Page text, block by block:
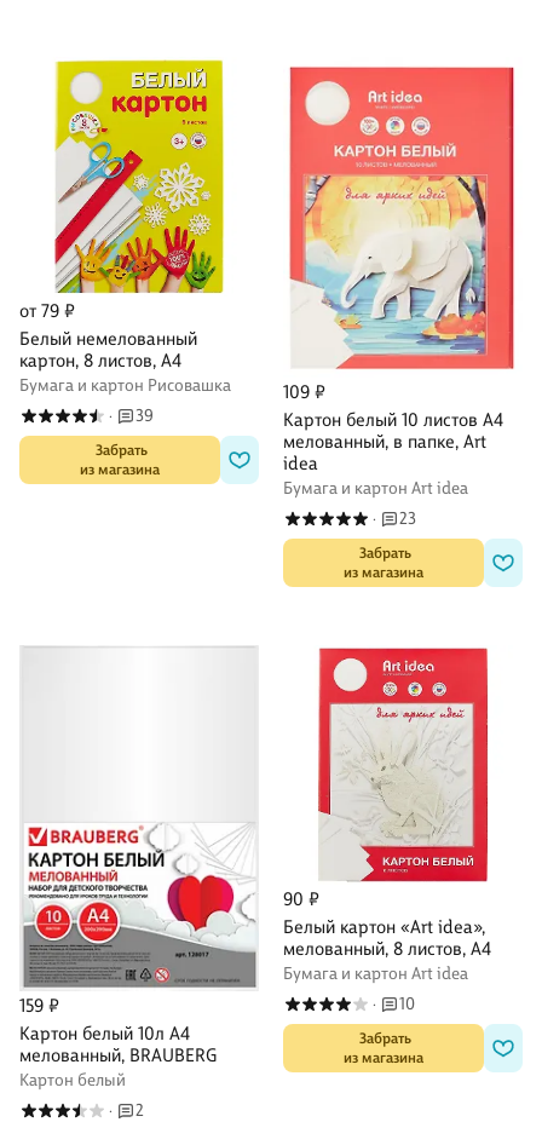
от 79 ₽
Белый немелованный
картон, 8 листов, А4
Бумага и картон Рисовашка
· 39
Забрать
из магазина
109 ₽
Картон белый 10 листов А4
мелованный, в папке, Art
idea
Бумага и картон Art idea
· 23
Забрать
из магазина
159 ₽
Картон белый 10л А4
мелованный, BRAUBERG
Картон белый
· 2
90 ₽
Белый картон «Art idea»,
мелованный, 8 листов, А4
Бумага и картон Art idea
· 10
Забрать
из магазина